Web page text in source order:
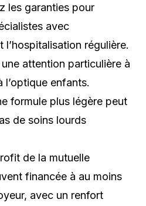
les garanties pour
avec
l’hospitalisation régulière.
attention particulière à
l’optique enfants.
formule plus légère peut
de soins lourds
de la mutuelle
financée à au moins
avec un renfort